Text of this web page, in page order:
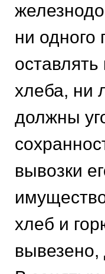
ни одного
хлеба, ни
должны
вывозки
хлеб и
вывезено,